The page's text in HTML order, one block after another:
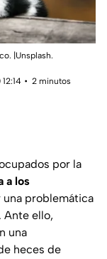
|Unsplash.
2 minutos
por la
a los
problemática
Ante ello,
una
heces de